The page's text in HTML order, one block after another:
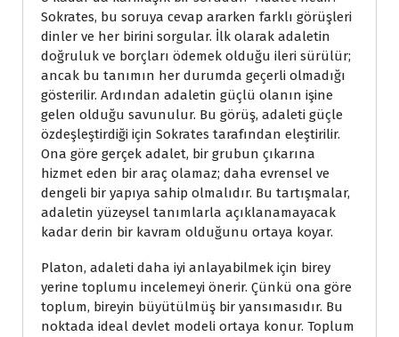
Sokrates, bu soruya cevap ararken farklı görüşleri
dinler ve her birini sorgular. İlk olarak adaletin
doğruluk ve borçları ödemek olduğu ileri sürülür;
ancak bu tanımın her durumda geçerli olmadığı
gösterilir. Ardından adaletin güçlü olanın işine
gelen olduğu savunulur. Bu görüş, adaleti güçle
özdeşleştirdiği için Sokrates tarafından eleştirilir.
Ona göre gerçek adalet, bir grubun çıkarına
hizmet eden bir araç olamaz; daha evrensel ve
dengeli bir yapıya sahip olmalıdır. Bu tartışmalar,
adaletin yüzeysel tanımlarla açıklanamayacak
kadar derin bir kavram olduğunu ortaya koyar.
Platon, adaleti daha iyi anlayabilmek için birey
yerine toplumu incelemeyi önerir. Çünkü ona göre
toplum, bireyin büyütülmüş bir yansımasıdır. Bu
noktada ideal devlet modeli ortaya konur. Toplum